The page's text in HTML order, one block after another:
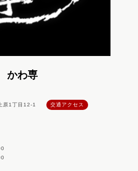
かわ専
原1丁目12-1
交通アクセス